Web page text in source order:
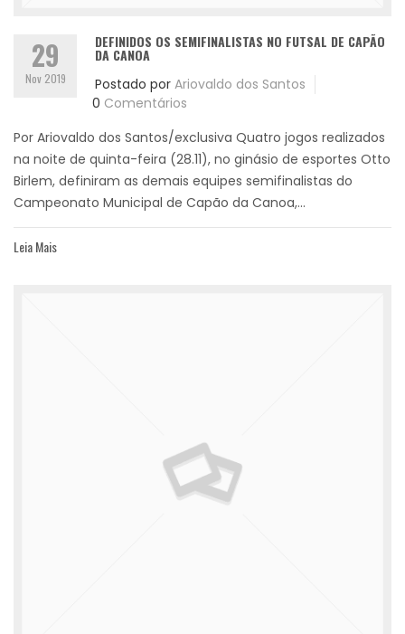
29
Nov 2019
DEFINIDOS OS SEMIFINALISTAS NO FUTSAL DE CAPÃO
DA CANOA
Postado por Ariovaldo dos Santos
0 Comentários
Por Ariovaldo dos Santos/exclusiva Quatro jogos realizados
na noite de quinta-feira (28.11), no ginásio de esportes Otto
Birlem, definiram as demais equipes semifinalistas do
Campeonato Municipal de Capão da Canoa,...
Leia Mais